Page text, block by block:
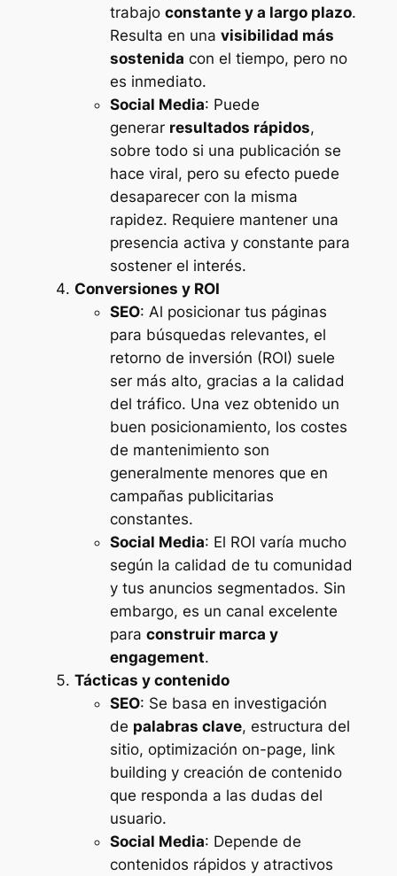
trabajo constante y a largo plazo.
Resulta en una visibilidad más
sostenida con el tiempo, pero no
es inmediato.
Social Media: Puede
generar resultados rápidos,
sobre todo si una publicación se
hace viral, pero su efecto puede
desaparecer con la misma
rapidez. Requiere mantener una
presencia activa y constante para
sostener el interés.
Conversiones y ROI
SEO: Al posicionar tus páginas
para búsquedas relevantes, el
retorno de inversión (ROI) suele
ser más alto, gracias a la calidad
del tráfico. Una vez obtenido un
buen posicionamiento, los costes
de mantenimiento son
generalmente menores que en
campañas publicitarias
constantes.
Social Media: El ROI varía mucho
según la calidad de tu comunidad
y tus anuncios segmentados. Sin
embargo, es un canal excelente
para construir marca y
engagement.
Tácticas y contenido
SEO: Se basa en investigación
de palabras clave, estructura del
sitio, optimización on-page, link
building y creación de contenido
que responda a las dudas del
usuario.
Social Media: Depende de
contenidos rápidos y atractivos